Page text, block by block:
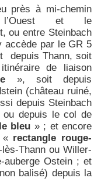
près à mi-chemin
l’Ouest et le
ou entre Steinbach
accède par le GR 5
depuis Thann, soit
de liaison
», soit depuis
(château ruiné,
depuis Steinbach
depuis le col de
bleu » ; et encore
« rectangle rouge-
Thann ou Willer-
auberge Ostein ; et
balisé) depuis la